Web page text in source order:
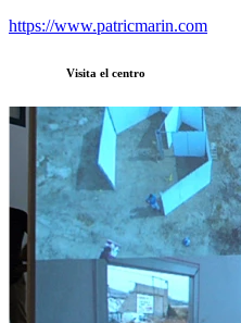
https://www.patricmarin.com
Visita el centro